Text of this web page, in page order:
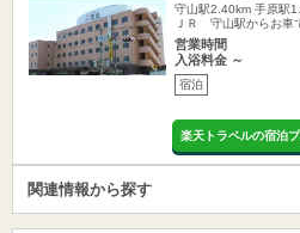
守山駅2.40km 手原駅
ＪＲ 守山駅からお車
営業時間
入浴料金 ～
宿泊
楽天トラベルの宿泊
関連情報から探す